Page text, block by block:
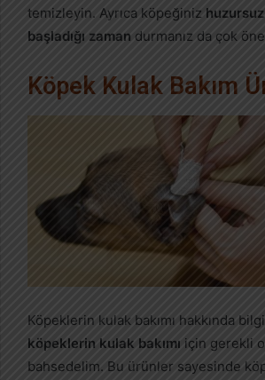
temizleyin. Ayrıca köpeğiniz
başladığı zaman durmanız da çok
Köpek Kulak Bakım
Köpeklerin kulak bakımı hakkında
köpeklerin kulak bakımı için gerekli
bahsedelim. Bu ürünler sayesinde